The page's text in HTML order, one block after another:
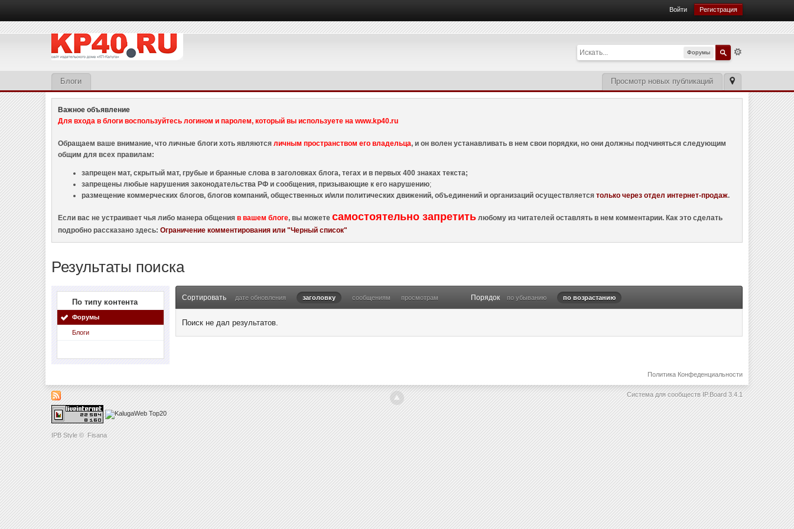
IPB Style © Fisana
Войти Регистрация
Форумы
Просмотр новых публикаций
Блоги
Важное объявление
Для входа в блоги воспользуйтесь логином и паролем, который вы используете на www.kp40.ru
Обращаем ваше внимание, что личные блоги хоть являютсяличным пространством его владельца, и он волен устанавливать в нем свои порядки, но они должны подчиняться следующим
общим для всех правилам:
запрещен мат, скрытый мат, грубые и бранные слова в заголовках блога, тегах и в первых 400 знаках текста;
запрещены любые нарушения законодательства РФ и сообщения, призывающие к его нарушению;
размещение коммерческих блогов, блогов компаний, общественных и/или политических движений, объединений и организаций осуществляетсятолько через отдел интернет-продаж.
Если вас не устраивает чья либо манера общенияв вашем блоге, вы можетесамостоятельно запретить любому из читателей оставлять в нем комментарии. Как это сделать
подробно рассказано здесь:Ограничение комментирования или "Черный список"
Результаты поиска
По типу контента
Форумы
Блоги
Сортировать дате обновления заголовку сообщениям просмотрам Порядок по убыванию по возрастанию
Поиск не дал результатов.
Политика Конфеденциальности
Система для сообществ IP.Board 3.4.1